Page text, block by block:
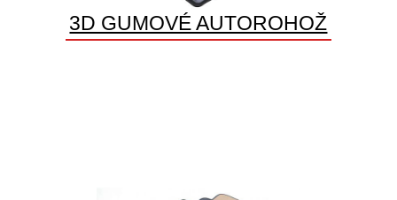
3D GUMOVÉ AUTOROHOŽ